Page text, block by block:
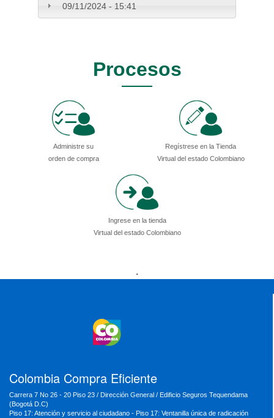
09/11/2024 - 15:41
Procesos
Administre su
orden de compra
Regístrese en la Tienda
Virtual del estado Colombiano
Ingrese en la tienda
Virtual del estado Colombiano
MinRelaciones
MinHacienda
.
Colombia Compra Eficiente
Carrera 7 No 26 - 20 Piso 23 / Dirección General / Edificio Seguros Tequendama
(Bogotá D.C)
Piso 17: Atención y servicio al ciudadano - Piso 17: Ventanilla única de radicación